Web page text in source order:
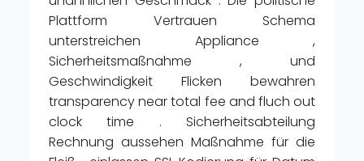
Plattform Vertrauen Schema
unterstreichen Appliance ,
Sicherheitsmaßnahme , und
Geschwindigkeit Flicken bewahren
transparency near total fee and fluch out
clock time . Sicherheitsabteilung
Rechnung aussehen Maßnahme für die